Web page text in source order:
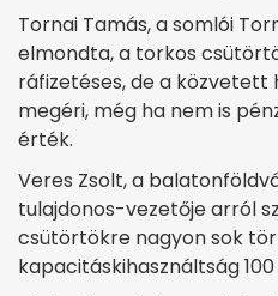
Tornai Tamás, a somlói
elmondta, a torkos
ráfizetéses, de a közvetett
megéri, még ha nem is
érték.
Veres Zsolt, a
tulajdonos-vezetője arról
csütörtökre nagyon sok
kapacitáskihasználtság 100